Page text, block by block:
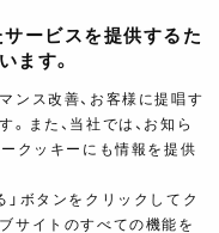
ービスを提供するた
ます。
ンス改善、お客様に提唱す
また、当社では、お知ら
ークッキーにも情報を提供
」ボタンをクリックしてク
サイトのすべての機能を